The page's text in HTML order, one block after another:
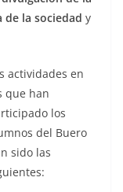
de la sociedad y
actividades en
que han
los
del Buero
sido las